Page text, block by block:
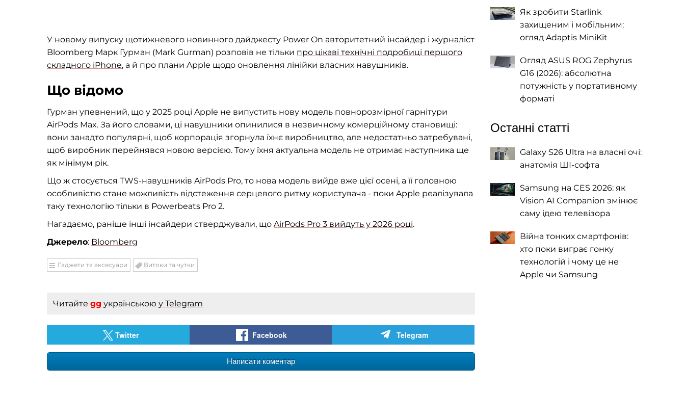
У новому випуску щотижневого новинного дайджесту Power On авторитетний інсайдер і журналіст
Bloomberg Марк Гурман (Mark Gurman) розповів не тільки про цікаві технічні подробиці першого
складного iPhone, а й про плани Apple щодо оновлення лінійки власних навушників.
Що відомо
Гурман упевнений, що у 2025 році Apple не випустить нову модель повнорозмірної гарнітури
AirPods Max. За його словами, ці навушники опинилися в незвичному комерційному становищі:
вони занадто популярні, щоб корпорація згорнула їхнє виробництво, але недостатньо затребувані,
щоб виробник перейнявся новою версією. Тому їхня актуальна модель не отримає наступника ще
як мінімум рік.
Що ж стосується TWS-навушників AirPods Pro, то нова модель вийде вже цієї осені, а її головною
особливістю стане можливість відстеження серцевого ритму користувача - поки Apple реалізувала
таку технологію тільки в Powerbeats Pro 2.
Нагадаємо, раніше інші інсайдери стверджували, що AirPods Pro 3 вийдуть у 2026 році.
Джерело: Bloomberg
Ґаджети та аксесуари Витоки та чутки
Читайте gg українською у Telegram
Twitter Facebook Telegram
Написати коментар
Як зробити Starlink
захищеним і мобільним:
огляд Adaptis MiniKit
Огляд ASUS ROG Zephyrus
G16 (2026): абсолютна
потужність у портативному
форматі
Останні статті
Galaxy S26 Ultra на власні очі:
анатомія ШІ-софта
Samsung на CES 2026: як
Vision AI Companion змінює
саму ідею телевізора
Війна тонких смартфонів:
хто поки виграє гонку
технологій і чому це не
Apple чи Samsung